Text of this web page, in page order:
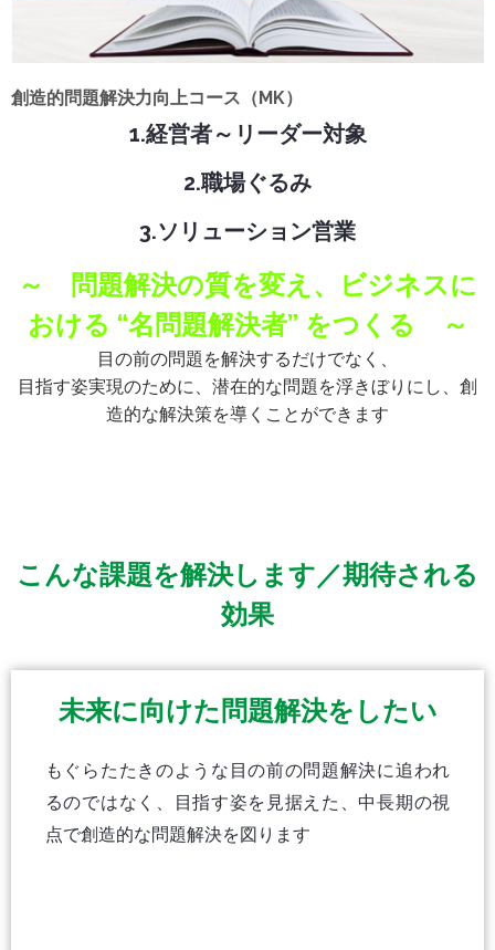
創造的問題解決力向上コース（MK）
1.経営者～リーダー対象
2.職場ぐるみ
3.ソリューション営業
～ 問題解決の質を変え、ビジネスに
おける “名問題解決者” をつくる ～
目の前の問題を解決するだけでなく、
目指す姿実現のために、潜在的な問題を浮きぼりにし、創
造的な解決策を導くことができます
こんな課題を解決します／期待される
効果
未来に向けた問題解決をしたい
もぐらたたきのような目の前の問題解決に追われ
るのではなく、目指す姿を見据えた、中長期の視
点で創造的な問題解決を図ります